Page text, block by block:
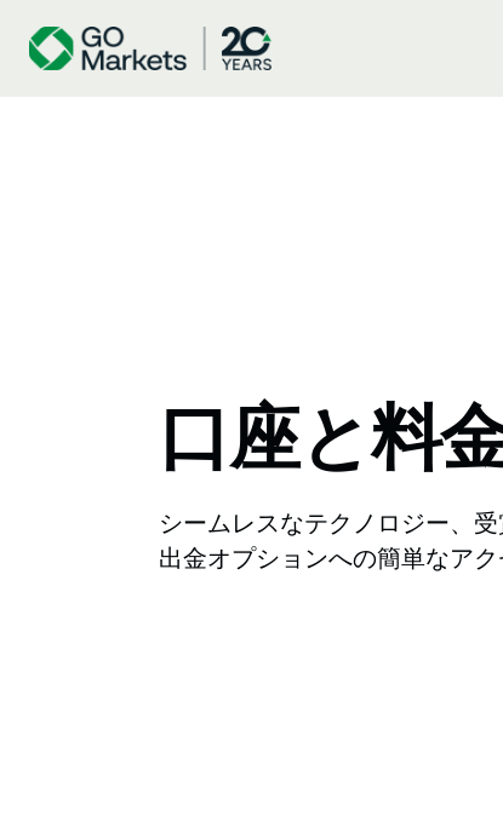
口座と料
シームレスなテクノロジー、
出金オプションへの簡単なア